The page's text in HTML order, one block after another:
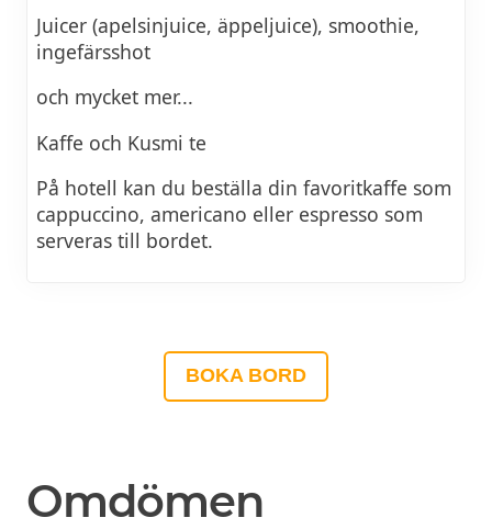
Juicer (apelsinjuice, äppeljuice), smoothie,
ingefärsshot
och mycket mer...
Kaffe och Kusmi te
På hotell kan du beställa din favoritkaffe som
cappuccino, americano eller espresso som
serveras till bordet.
BOKA BORD
Omdömen